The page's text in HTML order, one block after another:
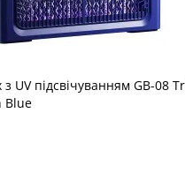
з UV підсвічуванням GB-08
Blue